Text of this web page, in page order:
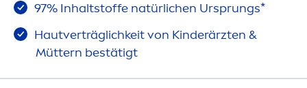
97% Inhaltstoffe natürlichen Ursprungs*
Hautverträglichkeit von Kinderärzten &
Müttern bestätigt